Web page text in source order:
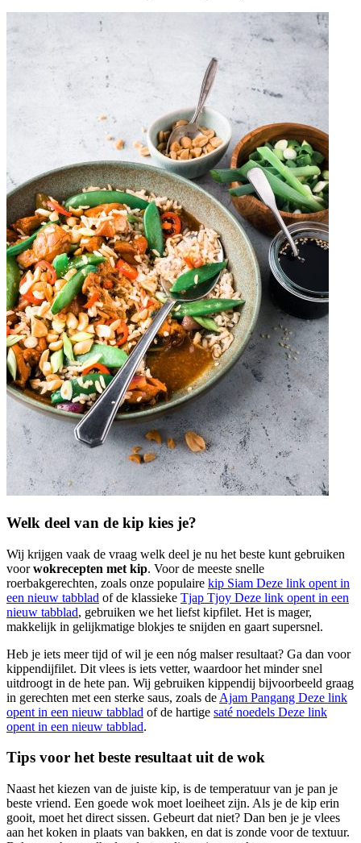
Welk deel van de kip kies je?
Wij krijgen vaak de vraag welk deel je nu het beste kunt gebruiken
voorwokrecepten met kip. Voor de meeste snelle
roerbakgerechten, zoals onze populaire kip Siam Deze link opent in
een nieuw tabblad of de klassieke Tjap Tjoy Deze link opent in een
nieuw tabblad, gebruiken we het liefst kipfilet. Het is mager,
makkelijk in gelijkmatige blokjes te snijden en gaart supersnel.
Heb je iets meer tijd of wil je een nóg malser resultaat? Ga dan voor
kippendijfilet. Dit vlees is iets vetter, waardoor het minder snel
uitdroogt in de hete pan. Wij gebruiken kippendij bijvoorbeeld graag
in gerechten met een sterke saus, zoals de Ajam Pangang Deze link
opent in een nieuw tabblad of de hartige saté noedels Deze link
opent in een nieuw tabblad.
Tips voor het beste resultaat uit de wok
Naast het kiezen van de juiste kip, is de temperatuur van je pan je
beste vriend. Een goede wok moet loeiheet zijn. Als je de kip erin
gooit, moet het direct sissen. Gebeurt dat niet? Dan ben je je vlees
aan het koken in plaats van bakken, en dat is zonde voor de textuur.